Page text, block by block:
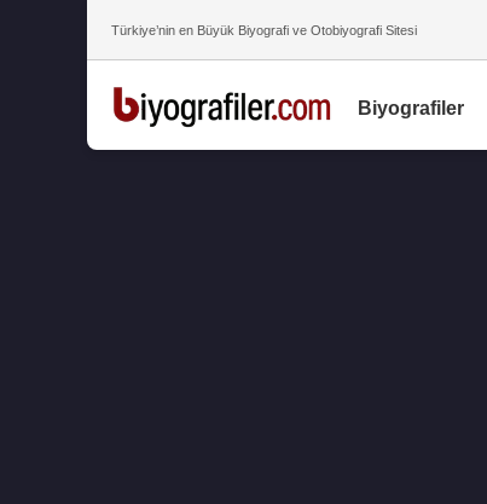
Türkiye’nin en Büyük Biyografi ve Otobiyografi Sitesi
Biyografiler